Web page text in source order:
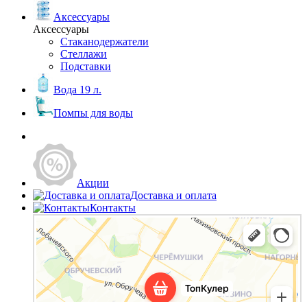
Аксессуары
Аксессуары
Стаканодержатели
Стеллажи
Подставки
Вода 19 л.
Помпы для воды
Акции
Доставка и оплата
Контакты